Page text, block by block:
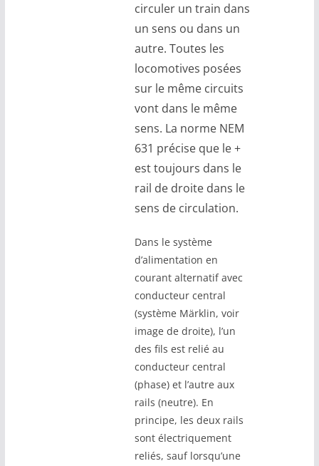
circuler un train dans
un sens ou dans un
autre. Toutes les
locomotives posées
sur le même circuits
vont dans le même
sens. La norme NEM
631 précise que le +
est toujours dans le
rail de droite dans le
sens de circulation.
Dans le système
d’alimentation en
courant alternatif avec
conducteur central
(système Märklin, voir
image de droite), l’un
des fils est relié au
conducteur central
(phase) et l’autre aux
rails (neutre). En
principe, les deux rails
sont électriquement
reliés, sauf lorsqu’une